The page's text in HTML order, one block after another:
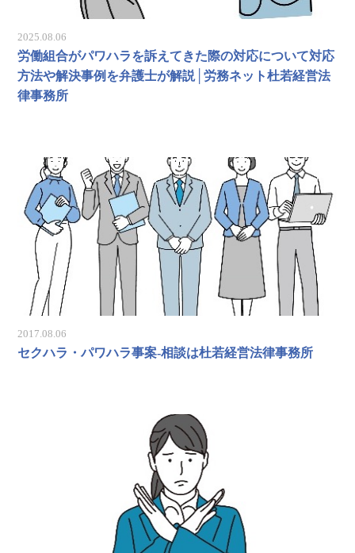
2025.08.06
労働組合がパワハラを訴えてきた際の対応について対応
方法や解決事例を弁護士が解説│労務ネット杜若経営法
律事務所
2017.08.06
セクハラ・パワハラ事案-相談は杜若経営法律事務所